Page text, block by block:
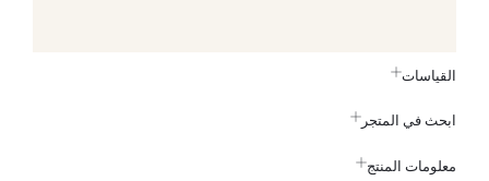
القياسات
ابحث في المتجر
معلومات المنتج